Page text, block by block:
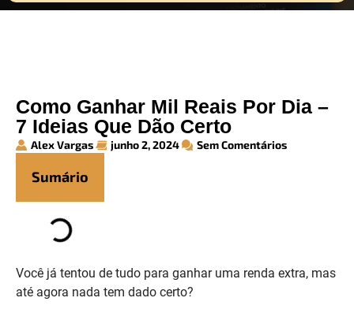
Como Ganhar Mil Reais Por Dia –
7 Ideias Que Dão Certo
Alex Vargas junho 2, 2024 Sem Comentários
Sumário
Você já tentou de tudo para ganhar uma renda extra, mas
até agora nada tem dado certo?